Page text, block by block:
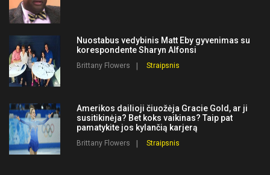
Nuostabus vedybinis Matt Eby gyvenimas su
korespondente Sharyn Alfonsi
Brittany Flowers Straipsnis
Amerikos dailioji čiuožėja Gracie Gold, ar ji
susitikinėja? Bet koks vaikinas? Taip pat
pamatykite jos kylančią karjerą
Brittany Flowers Straipsnis